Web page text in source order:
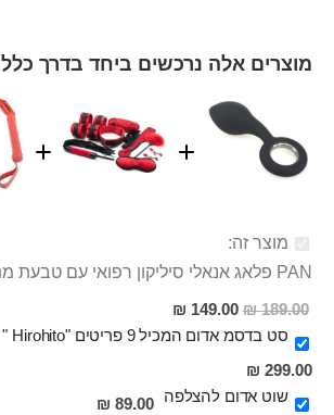
מוצרים אלה נרכשים ביחד בדרך כלל
מוצר זה:
PAN פלאג אנאלי סיליקון רפואי עם טבעת מתכת 14×4 ס"מ
189.00 ₪
מחיר
מבצע
149.00 ₪
סט בדסמ אדום המכיל 9 פריטים "Hirohito "
מחיר
מבצע
299.00 ₪
שוט אדום להצלפה
89.00 ₪